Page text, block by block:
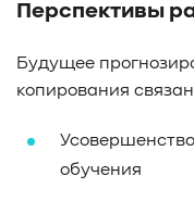
Перспективы
Будущее
копирования
обучения